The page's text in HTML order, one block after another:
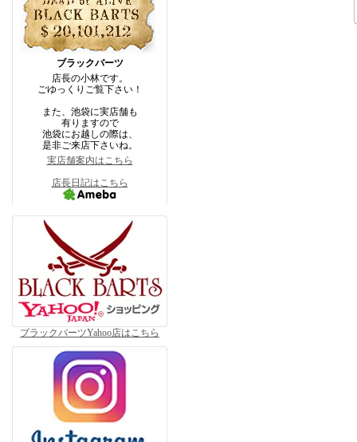
ブラックバーツ
店長の小林です。
ごゆっくりご覧下さい！
また、池袋に実店舗も
有りますので
池袋にお越しの際は、
是非ご来店下さいね。
実店舗案内はこちら
店長日記はこちら
ブラックバーツYahoo店はこちら